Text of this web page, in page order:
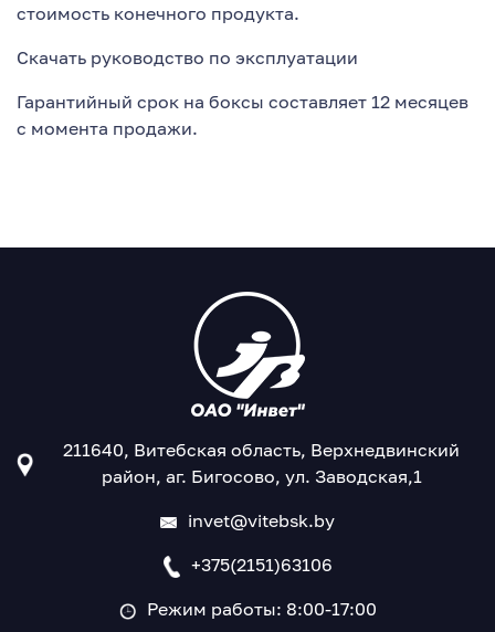
стоимость конечного продукта.
Скачать руководство по эксплуатации
Гарантийный срок на боксы составляет 12 месяцев
с момента продажи.
211640, Витебская область, Верхнедвинский
район, аг. Бигосово, ул. Заводская,1
invet@vitebsk.by
+375(2151)63106
Режим работы: 8:00-17:00